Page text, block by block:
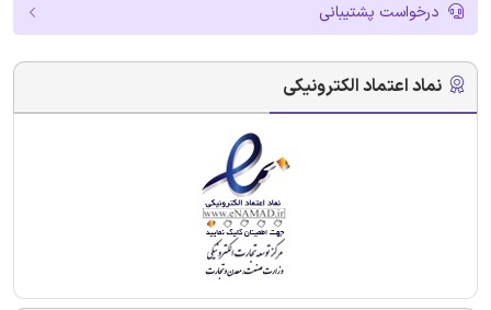
درخواست پشتیبانی
نماد اعتماد الکترونیکی